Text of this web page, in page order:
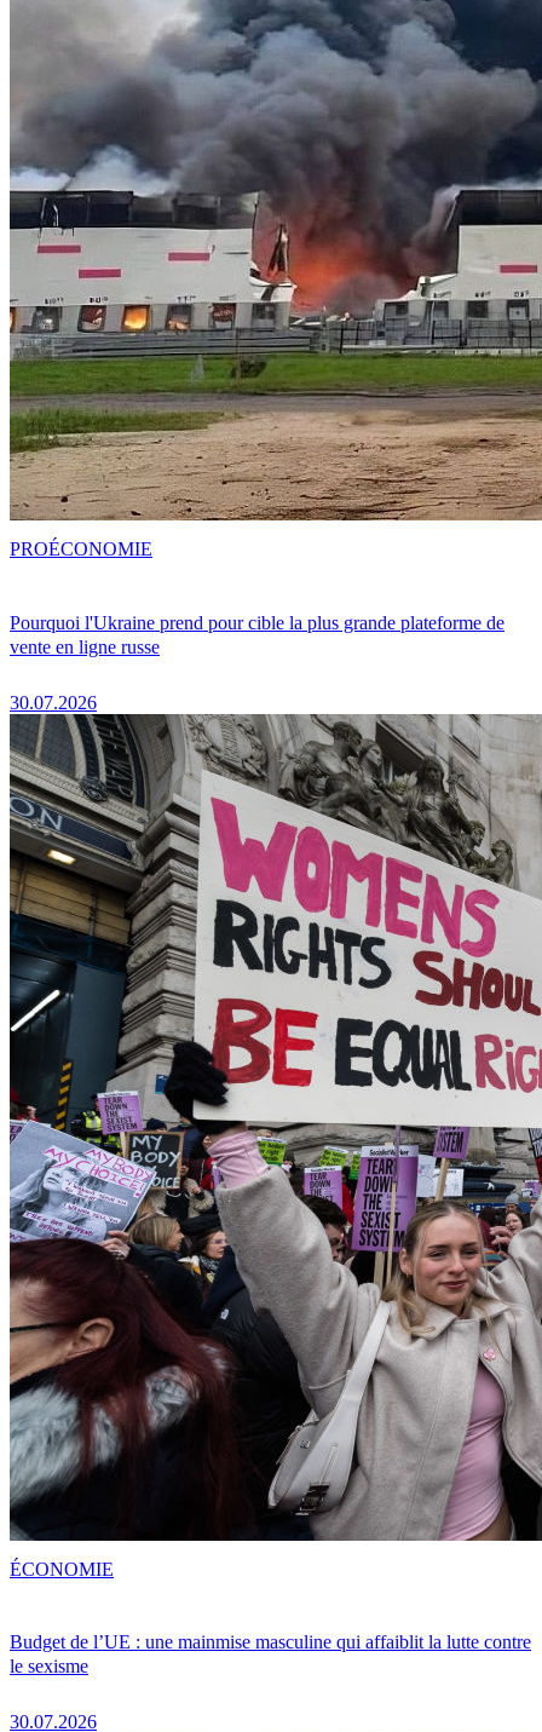
Pourquoi l'Ukraine prend pour cible la plus grande plateforme de
vente en ligne russe
30.07.2026
PROÉCONOMIE
Budget de l’UE : une mainmise masculine qui affaiblit la lutte contre
le sexisme
30.07.2026
ÉCONOMIE